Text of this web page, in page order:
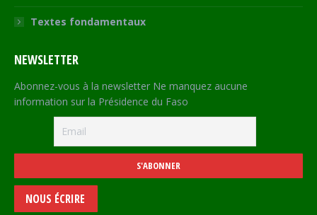
Textes fondamentaux
NEWSLETTER
Abonnez-vous à la newsletter Ne manquez aucune
information sur la Présidence du Faso
NOUS ÉCRIRE